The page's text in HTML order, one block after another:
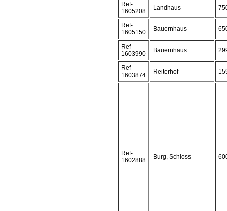
Ref-
1605208
Landhaus
Ref-
1605150
Bauernhaus
Ref-
1603990
Bauernhaus
Ref-
1603874
Reiterhof
Ref-
1602888
Burg, Schloss